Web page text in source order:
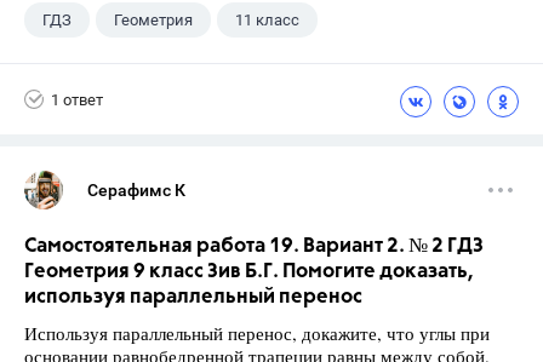
ГДЗ Геометрия 11 класс
1 ответ
Серафимс К
Самостоятельная работа 19. Вариант 2. № 2 ГДЗ
Геометрия 9 класс Зив Б.Г. Помогите доказать,
используя параллельный перенос
Используя параллельный перенос, докажите, что углы при
основании равнобедренной трапеции равны между собой.